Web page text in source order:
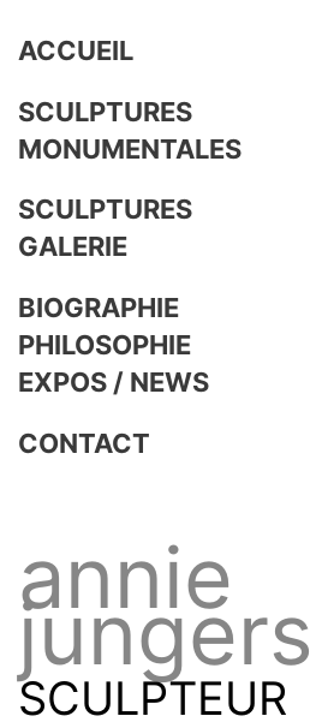
ACCUEIL
SCULPTURES
MONUMENTALES
SCULPTURES
GALERIE
BIOGRAPHIE
PHILOSOPHIE
EXPOS / NEWS
CONTACT
annie
jungers
SCULPTEUR